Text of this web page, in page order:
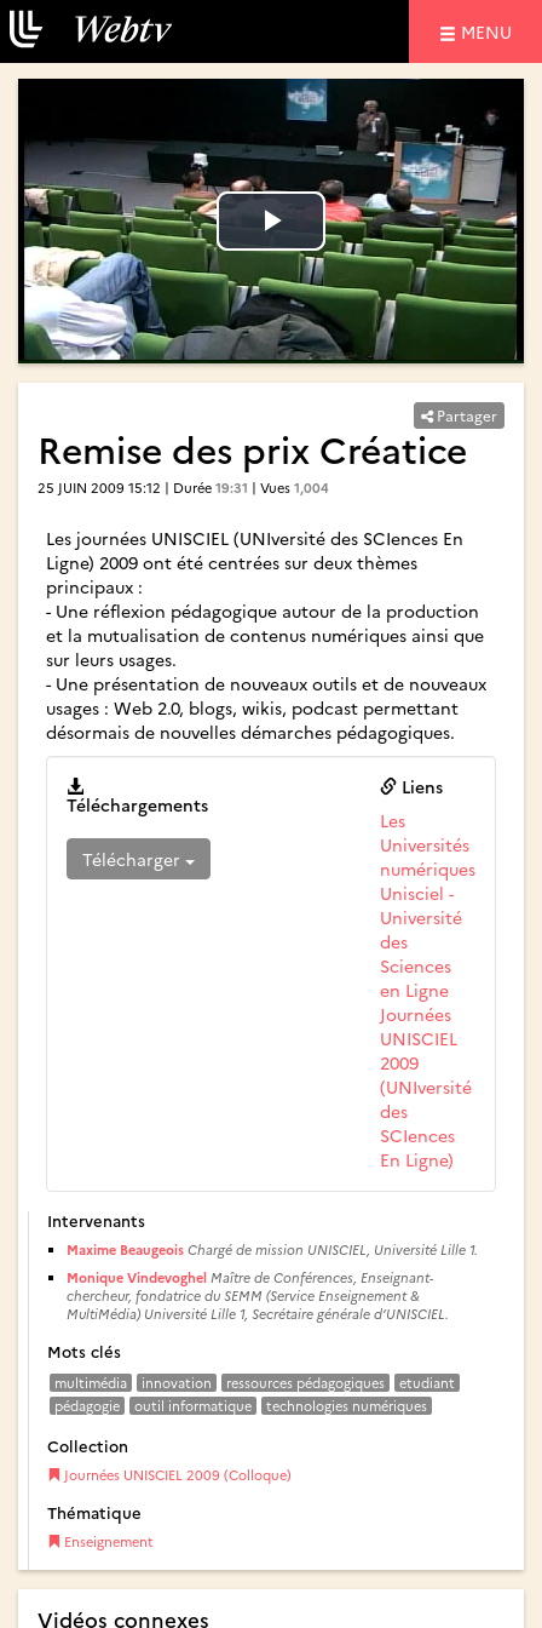
MENU
Lire
la
vidéo
Lire
la
vidéo
Partager
Remise des prix Créatice
25 JUIN 2009 15:12 | Durée 19:31 | Vues 1,004
Les journées UNISCIEL (UNIversité des SCIences En
Ligne) 2009 ont été centrées sur deux thèmes
principaux :
- Une réflexion pédagogique autour de la production
et la mutualisation de contenus numériques ainsi que
sur leurs usages.
- Une présentation de nouveaux outils et de nouveaux
usages : Web 2.0, blogs, wikis, podcast permettant
désormais de nouvelles démarches pédagogiques.
Téléchargements
Télécharger
Liens
Les
Universités
numériques
Unisciel -
Université
des
Sciences
en Ligne
Journées
UNISCIEL
2009
(UNIversité
des
SCIences
En Ligne)
Intervenants
Maxime Beaugeois Chargé de mission UNISCIEL, Université Lille 1.
Monique Vindevoghel Maître de Conférences, Enseignant-
chercheur, fondatrice du SEMM (Service Enseignement &
MultiMédia) Université Lille 1, Secrétaire générale d’UNISCIEL.
Mots clés
multimédia innovation ressources pédagogiques
etudiant
pédagogie
outil informatique technologies numériques
Collection
Journées UNISCIEL 2009 (Colloque)
Thématique
Enseignement
Vidéos connexes